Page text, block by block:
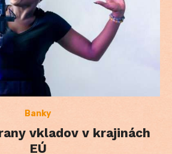
Banky
vkladov v krajinách
EÚ